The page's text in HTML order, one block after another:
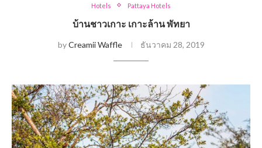
Hotels Pattaya Hotels
บ้านชาวเกาะ เกาะล้าน พัทยา
byCreamii Waffle ธันวาคม 28, 2019